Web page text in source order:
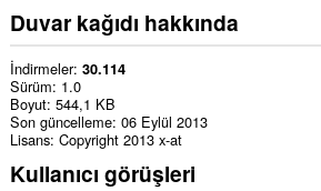
Duvar kağıdı hakkında
İndirmeler 30.114
Sürüm 1.0
Boyut 544,1 KB
Son güncelleme 06 Eylül 2013
Lisans Copyright 2013 x-at
Kullanıcı görüşleri